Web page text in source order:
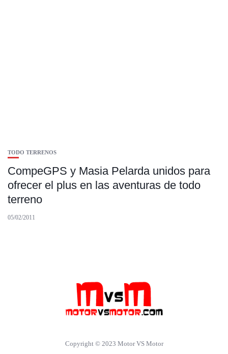
TODO TERRENOS
CompeGPS y Masia Pelarda unidos para
ofrecer el plus en las aventuras de todo
terreno
05/02/2011
Copyright © 2023 Motor VS Motor